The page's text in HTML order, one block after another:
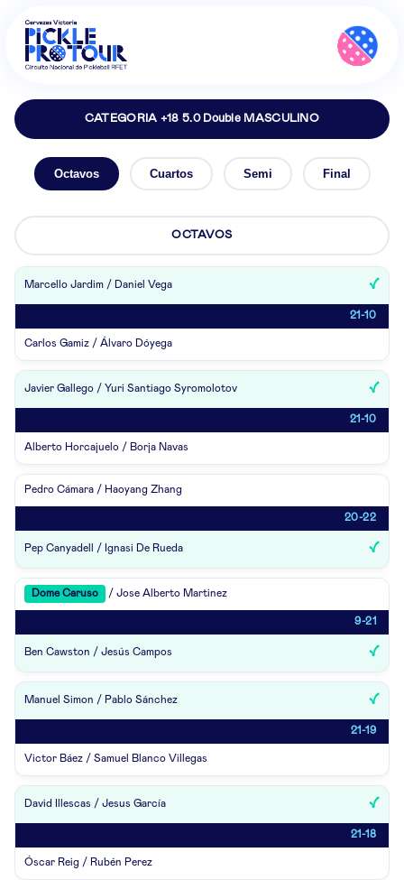
CATEGORIA +18 5.0 Double MASCULINO
Octavos Cuartos Semi Final
OCTAVOS
Marcello Jardim / Daniel Vega
21-10
Carlos Gamiz / Álvaro Dóyega
Javier Gallego / Yuri Santiago Syromolotov
21-10
Alberto Horcajuelo / Borja Navas
Pedro Cámara / Haoyang Zhang
20-22
Pep Canyadell / Ignasi De Rueda
Dome Caruso / Jose Alberto Martinez
9-21
Ben Cawston / Jesús Campos
Manuel Simon / Pablo Sánchez
21-19
Victor Báez / Samuel Blanco Villegas
David Illescas / Jesus García
21-18
Óscar Reig / Rubén Perez